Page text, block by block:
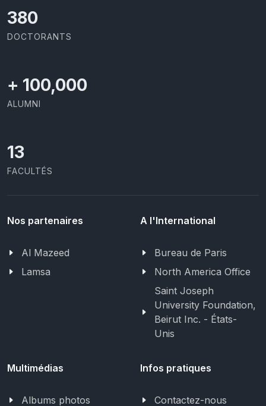
391
DOCTORANTS
+ 100,000
ALUMNI
13
FACULTÉS
Nos partenaires
Al Mazeed
Lamsa
A l'International
Bureau de Paris
North America Office
Saint Joseph
University Foundation,
Beirut Inc. - États-
Unis
Multimédias
Albums photos
Infos pratiques
Contactez-nous